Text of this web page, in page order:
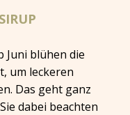
Juni blühen die
um leckeren
Das geht ganz
dabei beachten